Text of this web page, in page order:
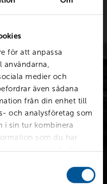
för att anpassa
användarna,
medier och
även sådana
från din enhet till
och analysföretag som
i sin tur kombinera
som du har
samlat in när du har
av vad din bil är